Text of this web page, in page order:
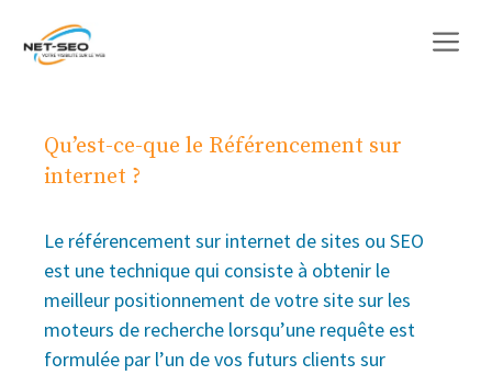
contenu
Qu’est-ce-que le Référencement sur
internet ?
Le référencement sur internet de sites ou SEO
est une technique qui consiste à obtenir le
meilleur positionnement de votre site sur les
moteurs de recherche lorsqu’une requête est
formulée par l’un de vos futurs clients sur